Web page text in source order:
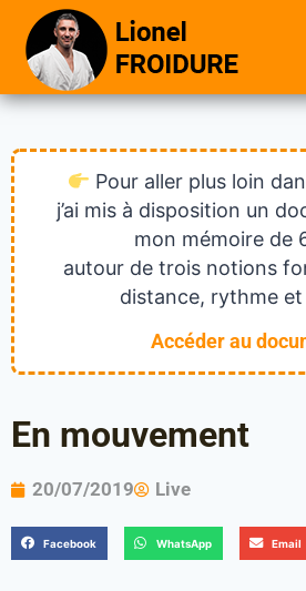
Pour aller plus loin
j’ai mis à disposition un
mon mémoire de
autour de trois notions
distance, rythme
Accéder au
En mouvement
20/07/2019 Live
Facebook WhatsApp Email